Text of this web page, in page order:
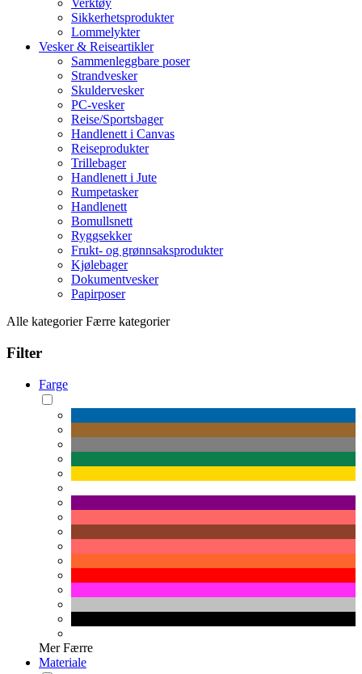
Verktøy
Sikkerhetsprodukter
Lommelykter
Vesker & Reiseartikler
Sammenleggbare poser
Strandvesker
Skuldervesker
PC-vesker
Reise/Sportsbager
Handlenett i Canvas
Reiseprodukter
Trillebager
Handlenett i Jute
Rumpetasker
Handlenett
Bomullsnett
Ryggsekker
Frukt- og grønnsaksprodukter
Kjølebager
Dokumentvesker
Papirposer
Alle kategorier Færre kategorier
Filter
Farge
Mer Færre
Materiale